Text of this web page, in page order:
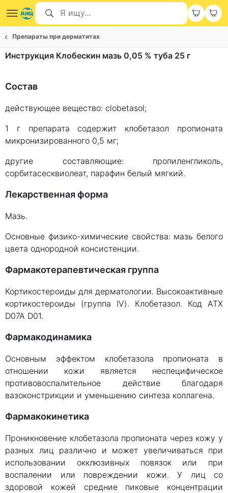
Препараты при дерматитах
Инструкция Клобескин мазь 0,05 % туба 25 г
Состав
действующее вещество: clobetasol;
1 г препарата содержит клобетазол пропионата
микронизированного 0,5 мг;
другие составляющие: пропиленгликоль,
сорбитасесквиолеат, парафин белый мягкий.
Лекарственная форма
Мазь.
Основные физико-химические свойства: мазь белого
цвета однородной консистенции.
Фармакотерапевтическая группа
Кортикостероиды для дерматологии. Высокоактивные
кортикостероиды (группа IV). Клобетазол. Код ATX
D07A D01.
Фармакодинамика
Основным эффектом клобетазола пропионата в
отношении кожи является неспецифическое
противовоспалительное действие благодаря
вазоконстрикции и уменьшению синтеза коллагена.
Фармакокинетика
Проникновение клобетазола пропионата через кожу у
разных лиц различно и может увеличиваться при
использовании окклюзивных повязок или при
воспалении или повреждении кожи. У лиц со
здоровой кожей средние пиковые концентрации